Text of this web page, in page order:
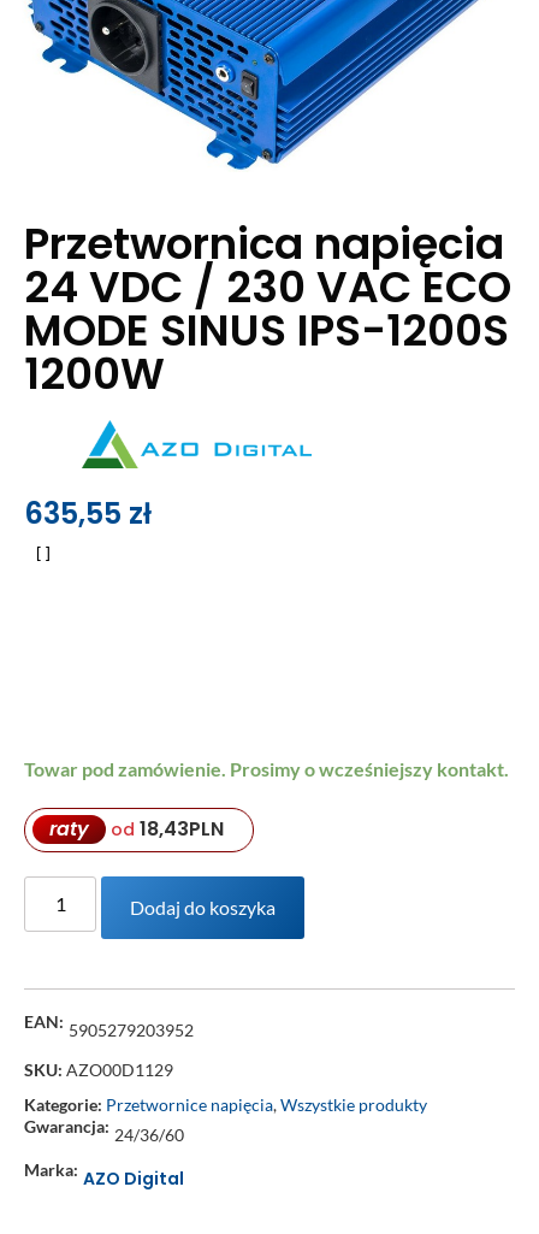
Przetwornica napięcia
24 VDC / 230 VAC ECO
MODE SINUS IPS-1200S
1200W
635,55 zł
Towar pod zamówienie. Prosimy o wcześniejszy kontakt.
raty od 18,43PLN
Dodaj do koszyka
EAN: 5905279203952
SKU: AZO00D1129
Kategorie: Przetwornice napięcia,Wszystkie produkty
Gwarancja: 24/36/60
Marka: AZO Digital